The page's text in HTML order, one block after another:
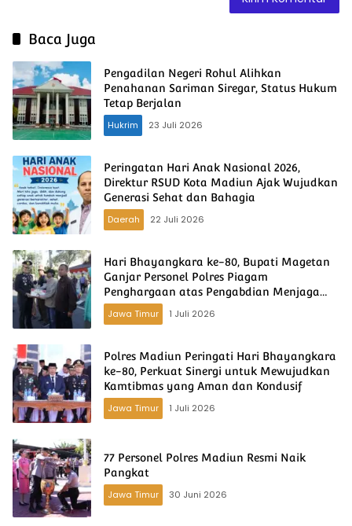
Baca Juga
Pengadilan Negeri Rohul Alihkan
Penahanan Sariman Siregar, Status Hukum
Tetap Berjalan
Hukrim
23 Juli 2026
Peringatan Hari Anak Nasional 2026,
Direktur RSUD Kota Madiun Ajak Wujudkan
Generasi Sehat dan Bahagia
Daerah
22 Juli 2026
Hari Bhayangkara ke-80, Bupati Magetan
Ganjar Personel Polres Piagam
Penghargaan atas Pengabdian Menjaga
Kamtibmas yg kondusif
Jawa Timur 1 Juli 2026
Polres Madiun Peringati Hari Bhayangkara
ke-80, Perkuat Sinergi untuk Mewujudkan
Kamtibmas yang Aman dan Kondusif
Jawa Timur
1 Juli 2026
77 Personel Polres Madiun Resmi Naik
Pangkat
Jawa Timur
30 Juni 2026